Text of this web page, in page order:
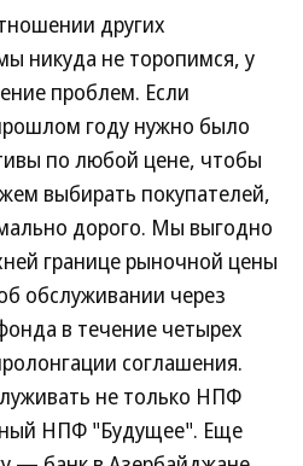
других
никуда не торопимся, у
проблем. Если
году нужно было
по любой цене, чтобы
выбирать покупателей,
дорого. Мы выгодно
границе рыночной цены
обслуживании через
в течение четырех
соглашения.
не только НПФ
НПФ "Будущее". Еще